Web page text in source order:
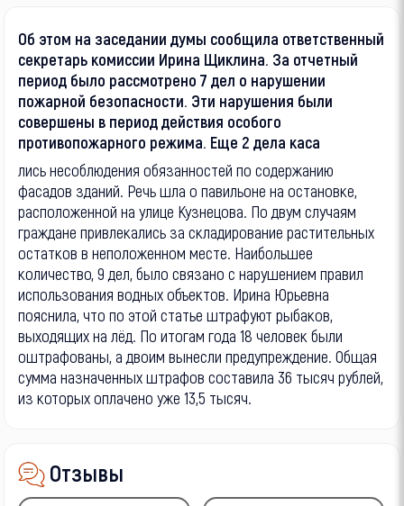
Об этом на заседании думы сообщила ответственный
секретарь комиссии Ирина Щиклина. За отчетный
период было рассмотрено 7 дел о нарушении
пожарной безопасности. Эти нарушения были
совершены в период действия особого
противопожарного режима. Еще 2 дела каса
лись несоблюдения обязанностей по содержанию
фасадов зданий. Речь шла о павильоне на остановке,
расположенной на улице Кузнецова. По двум случаям
граждане привлекались за складирование растительных
остатков в неположенном месте. Наибольшее
количество, 9 дел, было связано с нарушением правил
использования водных объектов. Ирина Юрьевна
пояснила, что по этой статье штрафуют рыбаков,
выходящих на лёд. По итогам года 18 человек были
оштрафованы, а двоим вынесли предупреждение. Общая
сумма назначенных штрафов составила 36 тысяч рублей,
из которых оплачено уже 13,5 тысяч.
Отзывы